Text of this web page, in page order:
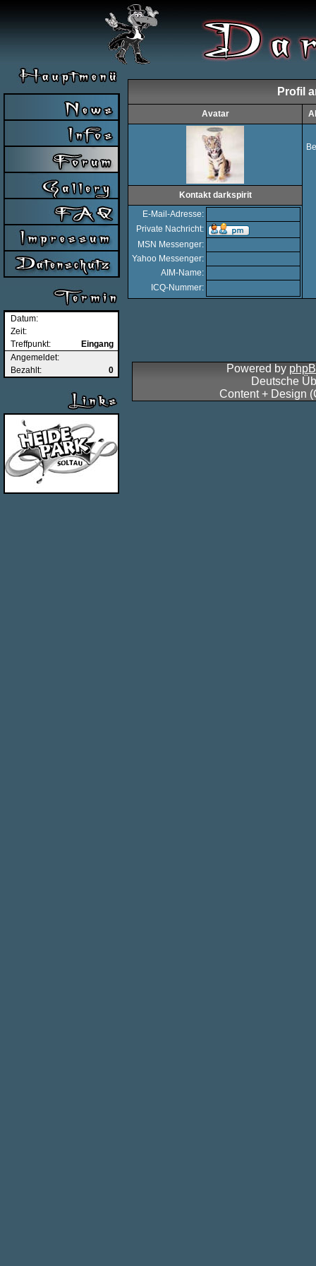
Datum:
Zeit:
Treffpunkt:
Eingang
Angemeldet:
Bezahlt:
0
Profil
Avatar
Kontakt darkspirit
E-Mail-Adresse:
Private Nachricht:
MSN Messenger:
Yahoo Messenger:
AIM-Name:
ICQ-Nummer:
Powered by
Deutsche
Content + Design